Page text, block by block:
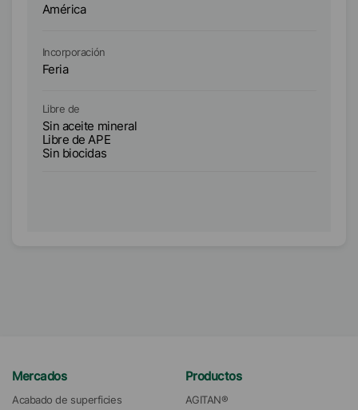
América
Incorporación
Feria
Libre de
Sin aceite mineral
Libre de APE
Sin biocidas
Mercados
Acabado de superficies
Productos
AGITAN®